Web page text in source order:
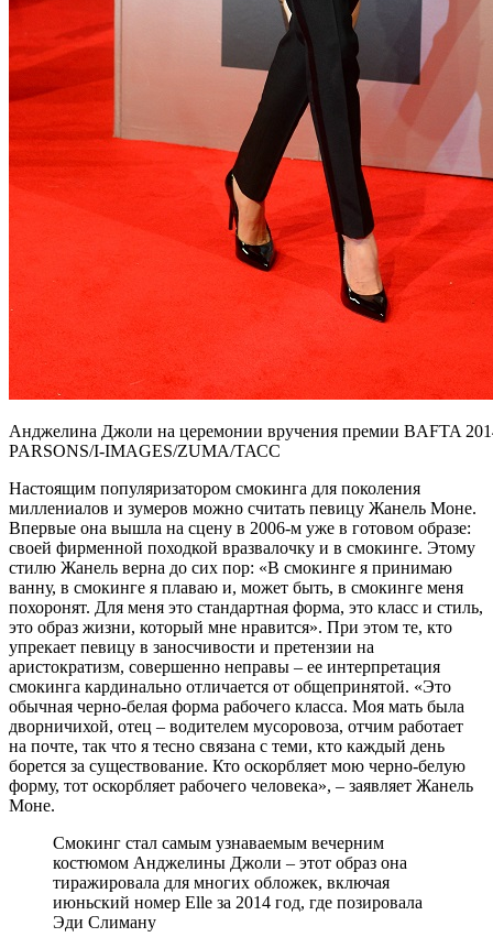
Анджелина Джоли на церемонии вручения премии BAFTA
PARSONS/I-IMAGES/ZUMA/ТАСС
Настоящим популяризатором смокинга для поколения
миллениалов и зумеров можно считать певицу Жанель Моне.
Впервые она вышла на сцену в 2006-м уже в готовом образе:
своей фирменной походкой вразвалочку и в смокинге. Этому
стилю Жанель верна до сих пор: «В смокинге я принимаю
ванну, в смокинге я плаваю и, может быть, в смокинге меня
похоронят. Для меня это стандартная форма, это класс и стиль,
это образ жизни, который мне нравится». При этом те, кто
упрекает певицу в заносчивости и претензии на
аристократизм, совершенно неправы – ее интерпретация
смокинга кардинально отличается от общепринятой. «Это
обычная черно-белая форма рабочего класса. Моя мать была
дворничихой, отец – водителем мусоровоза, отчим работает
на почте, так что я тесно связана с теми, кто каждый день
борется за существование. Кто оскорбляет мою черно-белую
форму, тот оскорбляет рабочего человека», – заявляет Жанель
Моне.
Cмокинг стал самым узнаваемым вечерним
костюмом Анджелины Джоли – этот образ она
тиражировала для многих обложек, включая
июньский номер Elle за 2014 год, где позировала
Эди Слиману